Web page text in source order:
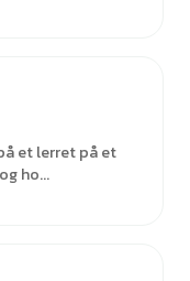
et lerret på et
ho...